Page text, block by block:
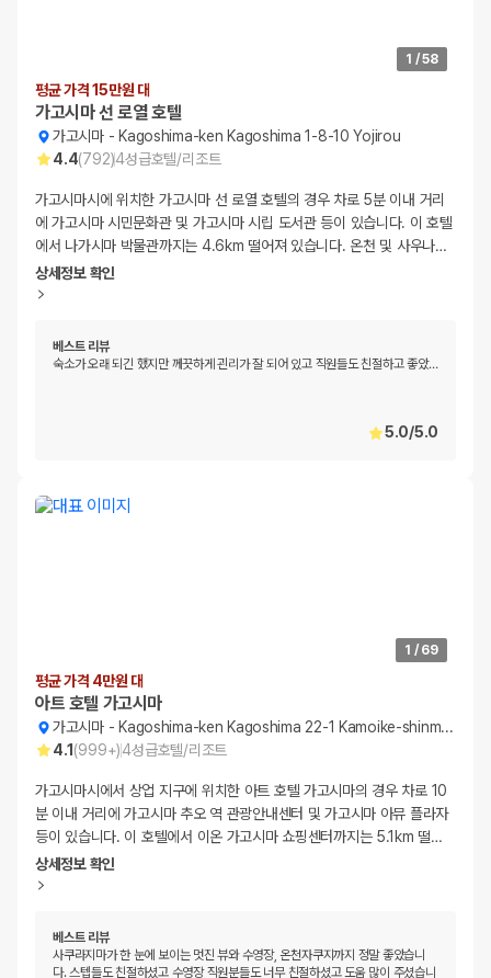
1 /58
평균 가격 15만원 대
가고시마 선 로열 호텔
가고시마- Kagoshima-ken Kagoshima 1-8-10 Yojirou
4.4(792)4성급호텔/리조트
가고시마시에 위치한 가고시마 선 로열 호텔의 경우 차로 5분 이내 거리
에 가고시마 시민문화관 및 가고시마 시립 도서관 등이 있습니다. 이 호텔
에서 나가시마 박물관까지는 4.6km 떨어져 있습니다. 온천 및 사우나…
상세정보 확인
베스트 리뷰
숙소가 오래 되긴 했지만 께끗하게 괸리가 잘 되어 있고 직원들도 친절하고 좋았…
5.0/5.0
1 / 69
평균 가격 4만원 대
아트 호텔 가고시마
가고시마- Kagoshima-ken Kagoshima 22-1 Kamoike-shinmachi
4.1 (999+)4성급호텔/리조트
가고시마시에서 상업 지구에 위치한 아트 호텔 가고시마의 경우 차로 10
분 이내 거리에 가고시마 추오 역 관광안내센터 및 가고시마 아뮤 플라자
등이 있습니다. 이 호텔에서 이온 가고시마 쇼핑센터까지는 5.1km 떨…
상세정보 확인
베스트 리뷰
사쿠라지마가 한 눈에 보이는 멋진 뷰와 수영장, 온천자쿠지까지 정말 좋았습니
다. 스텝들도 친절하셨고 수영장 직원분들도 너무 친절하셨고 도움 많이 주셨습니